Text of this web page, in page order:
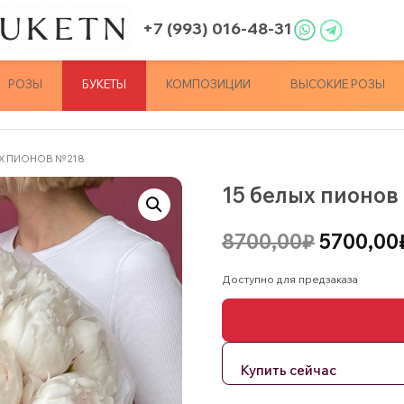
+7 (993) 016-48-31
РОЗЫ БУКЕТЫ КОМПОЗИЦИИ ВЫСОКИЕ РОЗЫ
ПИОНОВ №218
15 белых
8700,00₽5700,00
Доступно для предзаказа